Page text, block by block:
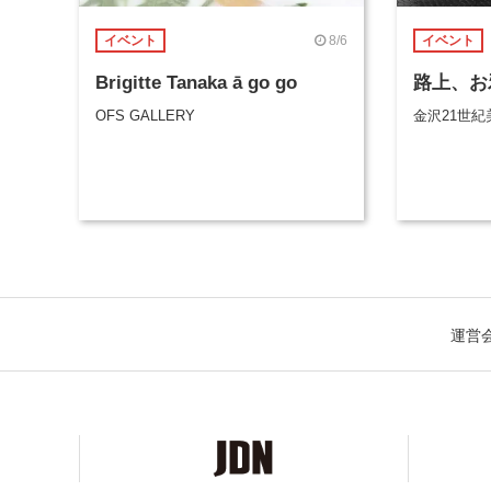
イベント 8/6
Brigitte Tanaka ā go go
OFS GALLERY
イベント
路上、
金沢21世紀
運営